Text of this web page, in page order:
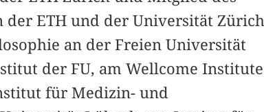
der ETH und der Universität Zürich
an der Freien Universität
der FU, am Wellcome Institute
für Medizin- und